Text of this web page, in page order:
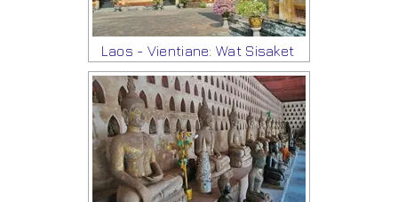
Laos - Vientiane: Wat Sisaket